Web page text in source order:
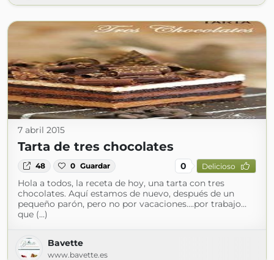
7 abril 2015
Tarta de tres chocolates
48 0 Guardar 0 Delicioso
Hola a todos, la receta de hoy, una tarta con tres
chocolates. Aquí estamos de nuevo, después de un
pequeño parón, pero no por vacaciones….por trabajo…
que (...)
Bavette
www.bavette.es